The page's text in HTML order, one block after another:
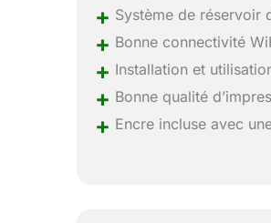
+ Système de réservoir
+ Bonne connectivité
+ Installation et
+ Bonne qualité
+ Encre incluse avec